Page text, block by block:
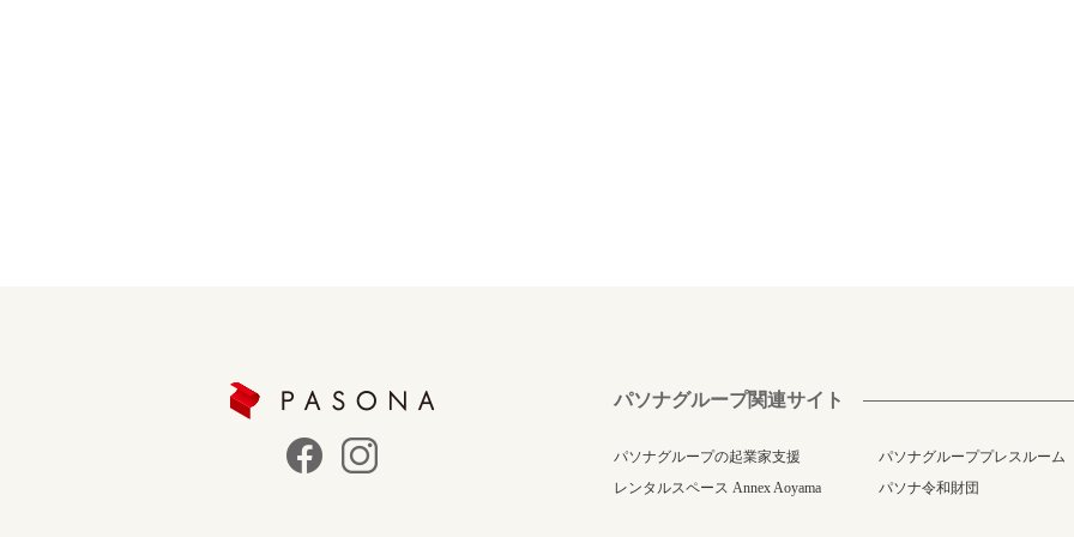
パソナグループ関連サイト
パソナグループの起業家支援
パソナグループプレスルーム
レンタルスペース Annex Aoyama
パソナ令和財団